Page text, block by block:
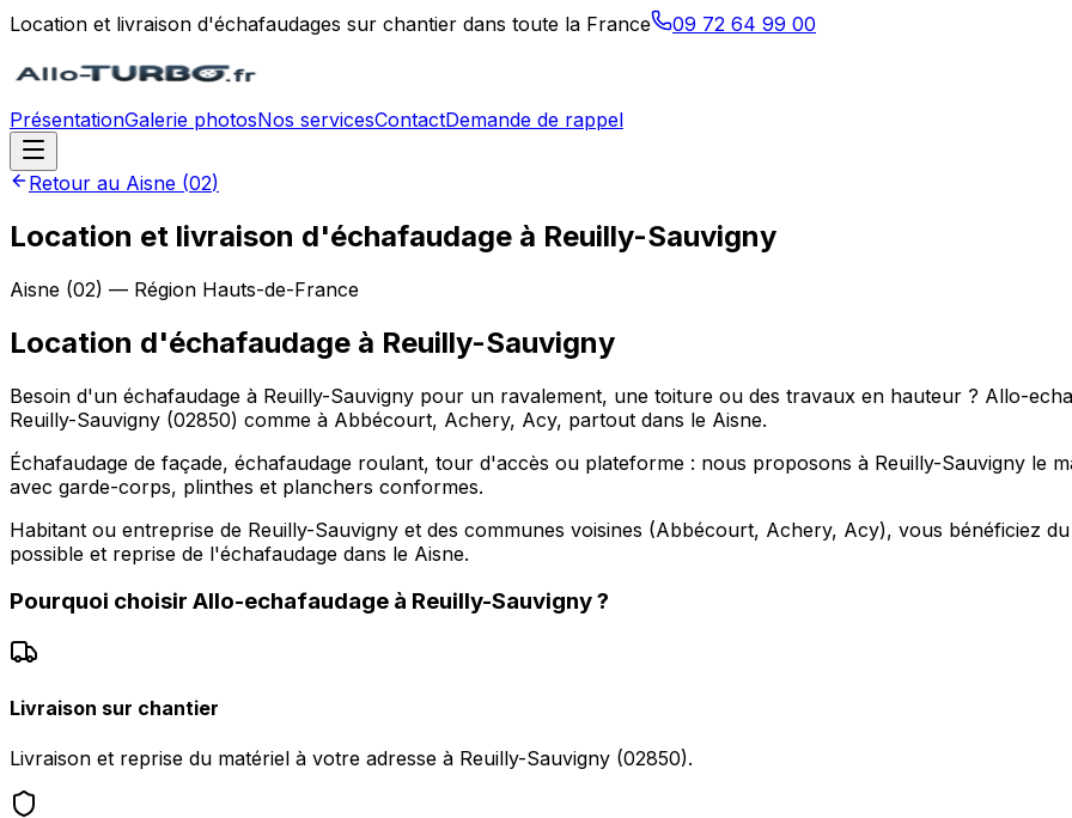
Location et livraison d'échafaudages sur chantier dans toute la France 09 72 64 99 00
PrésentationGalerie photosNos servicesContactDemande de rappel
Retour au Aisne (02)
Location et livraison d'échafaudage à Reuilly-Sauvigny
Aisne (02) — Région Hauts-de-France
Location d'échafaudage à Reuilly-Sauvigny
Besoin d'un échafaudage à Reuilly-Sauvigny pour un ravalement, une toiture ou des travaux en hauteur ? Allo-
Reuilly-Sauvigny (02850) comme à Abbécourt, Achery, Acy, partout dans le Aisne.
Échafaudage de façade, échafaudage roulant, tour d'accès ou plateforme : nous proposons à Reuilly-Sauvigny le
avec garde-corps, plinthes et planchers conformes.
Habitant ou entreprise de Reuilly-Sauvigny et des communes voisines (Abbécourt, Achery, Acy), vous bénéficiez
possible et reprise de l'échafaudage dans le Aisne.
Pourquoi choisir Allo-echafaudage à Reuilly-Sauvigny?
Livraison sur chantier
Livraison et reprise du matériel à votre adresse à Reuilly-Sauvigny (02850).